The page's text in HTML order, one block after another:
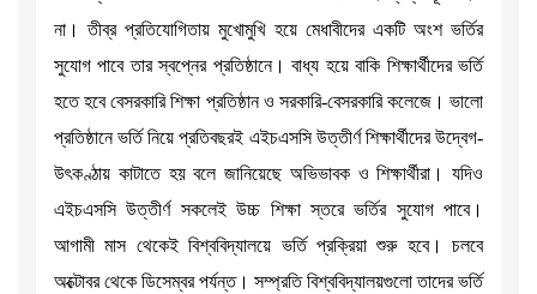
না। তীব্র প্রতিযোগিতায় মুখোমুখি হয়ে মেধাবীদের একটি অংশ ভর্তির
সুযোগ পাবে তার স্বপ্নের প্রতিষ্ঠানে। বাধ্য হয়ে বাকি শিক্ষার্থীদের ভর্তি
হতে হবে বেসরকারি শিক্ষা প্রতিষ্ঠান ও সরকারি-বেসরকারি কলেজে। ভালো
প্রতিষ্ঠানে ভর্তি নিয়ে প্রতিবছরই এইচএসসি উত্তীর্ণ শিক্ষার্থীদের উদ্বেগ-
উৎকণ্ঠায় কাটাতে হয় বলে জানিয়েছে অভিভাবক ও শিক্ষার্থীরা। যদিও
এইচএসসি উত্তীর্ণ সকলেই উচ্চ শিক্ষা স্তরে ভর্তির সুযোগ পাবে।
আগামী মাস থেকেই বিশ্ববিদ্যালয়ে ভর্তি প্রক্রিয়া শুরু হবে। চলবে
অক্টোবর থেকে ডিসেম্বর পর্যন্ত। সম্প্রতি বিশ্ববিদ্যালয়গুলো তাদের ভর্তি